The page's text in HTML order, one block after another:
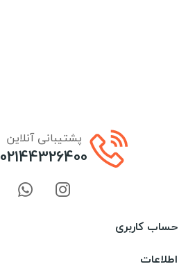
پشتیبانی آنلاین
02144326400
حساب کاربری
اطلاعات